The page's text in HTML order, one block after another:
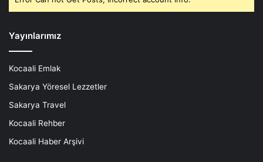
Yayınlarımız
Kocaali Emlak
Sakarya Yöresel Lezzetler
Sakarya Travel
Kocaali Rehber
Kocaali Haber Arşivi